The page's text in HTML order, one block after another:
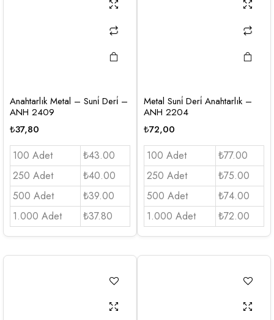
Anahtarlık Metal – Suni̇ Deri̇ –
ANH 2409
₺37,80
100 Adet
₺43.00
250 Adet
₺40.00
500 Adet
₺39.00
1.000 Adet
₺37.80
Metal Suni̇ Deri̇ Anahtarlık –
ANH 2204
₺72,00
100 Adet
₺77.00
250 Adet
₺75.00
500 Adet
₺74.00
1.000 Adet
₺72.00